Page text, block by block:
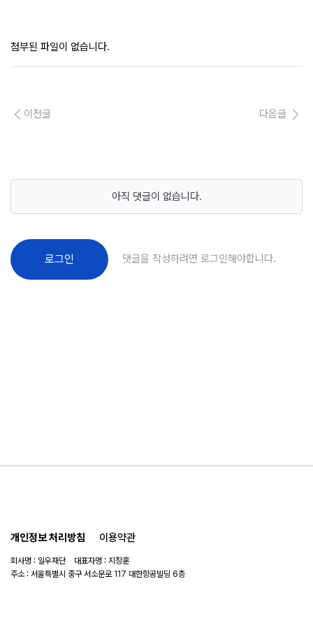
첨부된 파일이 없습니다.
이전글 다음글
아직 댓글이 없습니다.
로그인 댓글을 작성하려면 로그인해야합니다.
개인정보 처리방침 이용약관
회사명 : 일우재단 대표자명 : 지창훈
주소 : 서울특별시 중구 서소문로 117 대한항공빌딩 6층